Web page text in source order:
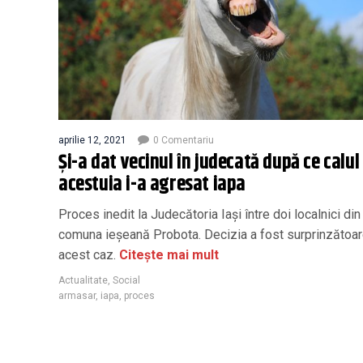
aprilie 12, 2021 0 Comentariu
Și-a dat vecinul în judecată după ce calul
acestuia i-a agresat iapa
Proces inedit la Judecătoria Iași între doi localnici din
comuna ieșeană Probota. Decizia a fost
acest caz. Citește mai mult
Actualitate Social
armasar, iapa proces